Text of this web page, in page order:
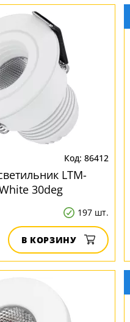
86412
LTM-
30deg
197 шт.
В КОРЗИНУ